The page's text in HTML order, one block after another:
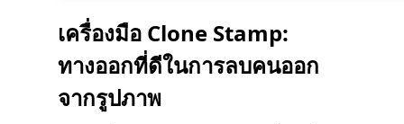
เครื่องมือ Clone Stamp:
ทางออกที่ดีในการลบคนออก
จากรูปภาพ